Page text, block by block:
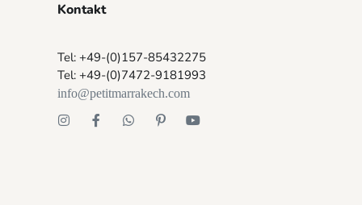
Kontakt
Tel: +49-(0)157-85432275
Tel: +49-(0)7472-9181993
info@petitmarrakech.com